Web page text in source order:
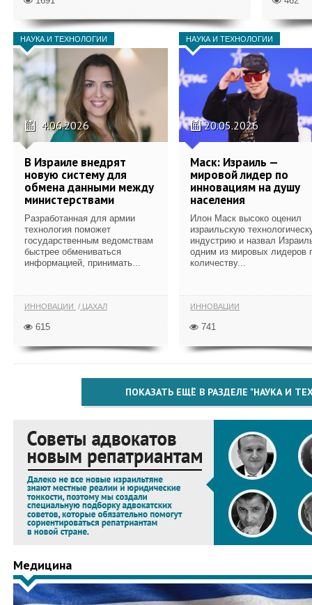
НАУКА И ТЕХНОЛОГИИ
4.06.2026
В Израиле внедрят
новую систему для
обмена данными между
министерствами
Разработанная для армии
технология поможет
государственным ведомствам
быстрее обмениваться
информацией, принимать...
ИННОВАЦИИ ЦАХАЛ
615
НАУКА И ТЕХНОЛОГИИ
20.05.2026
Маск: Израиль —
мировой лидер по
инновациям на душу
населения
Илон Маск высоко оценил
израильскую
индустрию и назвал
одним из мировых лидеров
количеству...
ИННОВАЦИИ
741
ПОКАЗАТЬ ЕЩЁ В РАЗДЕЛЕ "НАУКА И
Медицина